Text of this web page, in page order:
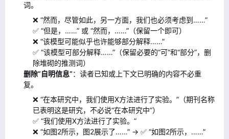
词。
❌ “然而，尽管如此，另一方面，我们也必须考虑到……”
✅ “但是，……” 或 “然而，……”（保留一个即可）
❌ “该模型可能似乎也许能够部分解释……”
✅ “该模型可部分解释……”（保留必要的“可”和“部分”，删
除堆砌的推测词）
删除“自明信息”：读者已知或上下文已明确的内容不必重
复。
❌ “在本研究中，我们使用X方法进行了实验。”（期刊名称
已表明这是研究，不必说“在本研究中”）
✅ “我们使用X方法进行了实验。”
❌ “如图2所示，图2展示了……” → ✅ “如图2所示，……”